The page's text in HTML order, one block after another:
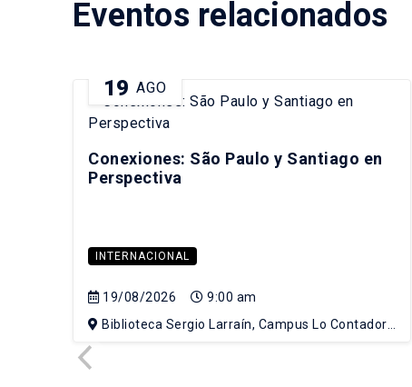
Eventos relacionados
19 AGO
Conexiones: São Paulo y Santiago en
Perspectiva
INTERNACIONAL
19/08/2026
9:00 am
Biblioteca Sergio Larraín, Campus Lo Contador
UC